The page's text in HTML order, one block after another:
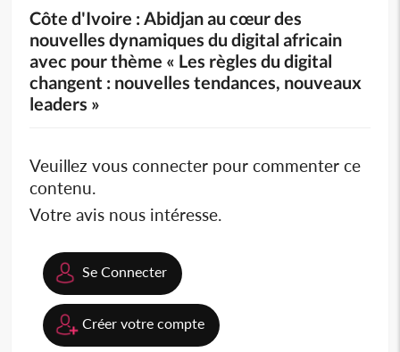
Côte d'Ivoire : Abidjan au cœur des
nouvelles dynamiques du digital africain
avec pour thème « Les règles du digital
changent : nouvelles tendances, nouveaux
leaders »
Veuillez vous connecter pour commenter ce
contenu.
Votre avis nous intéresse.
Se Connecter
Créer votre compte